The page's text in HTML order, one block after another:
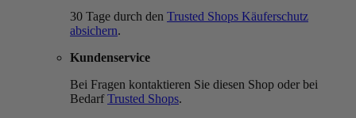
30 Tage durch den Trusted Shops Käuferschutz
absichern.
Kundenservice
Bei Fragen kontaktieren Sie diesen Shop oder bei
BedarfTrusted Shops.